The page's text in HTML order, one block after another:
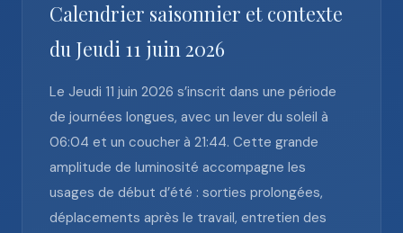
Calendrier saisonnier et contexte
du Jeudi 11 juin 2026
Le Jeudi 11 juin 2026 s’inscrit dans une période
de journées longues, avec un lever du soleil à
06:04 et un coucher à 21:44. Cette grande
amplitude de luminosité accompagne les
usages de début d’été : sorties prolongées,
déplacements après le travail, entretien des